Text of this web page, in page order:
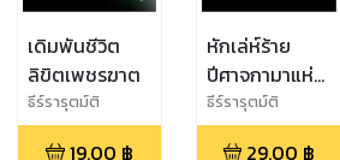
เดิมพันชีวิต
ลิขิตเพชรฆาต
ธีร์รารุตม์ติ
19.00 ฿
หักเล่ห์ร้าย
ปีศาจกามาแห่ง
รัตติกาล
ธีร์รารุตม์ติ
29.00 ฿